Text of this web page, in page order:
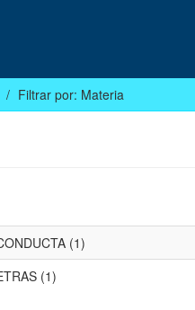
Filtrar por: Materia
(1)
(1)